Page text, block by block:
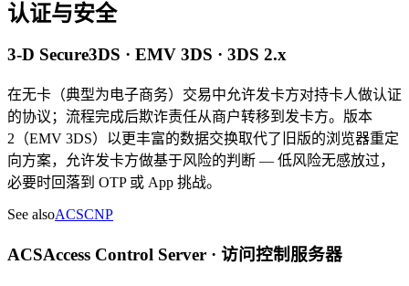
认证与安全
3-D Secure3DS · EMV 3DS · 3DS 2.x
在无卡（典型为电子商务）交易中允许发卡方对持卡人做认证
的协议；流程完成后欺诈责任从商户转移到发卡方。版本
2（EMV 3DS）以更丰富的数据交换取代了旧版的浏览器重定
向方案，允许发卡方做基于风险的判断 — 低风险无感放过，
必要时回落到 OTP 或 App 挑战。
See alsoACSCNP
ACSAccess Control Server · 访问控制服务器